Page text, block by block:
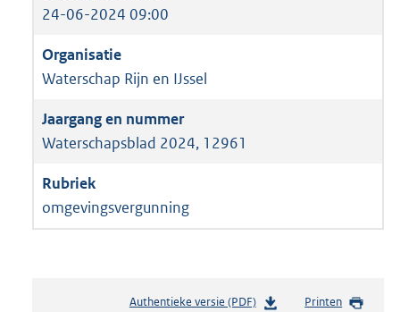
24-06-2024 09:00
Waterschap Rijn en IJssel
Waterschapsblad 2024, 12961
omgevingsvergunning
Authentieke versie (PDF)b
Printen